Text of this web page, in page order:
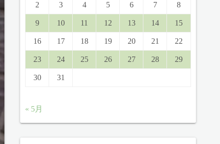
2 3 4 5 6 7 8
9 10 11 12 13 14 15
16 17 18 19 20 21 22
23 24 25 26 27 28 29
30 31
« 5月